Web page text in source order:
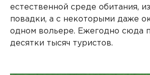
естественной среде обитания,
повадки, а с некоторыми даже
одном вольере. Ежегодно сюда
десятки тысяч туристов.